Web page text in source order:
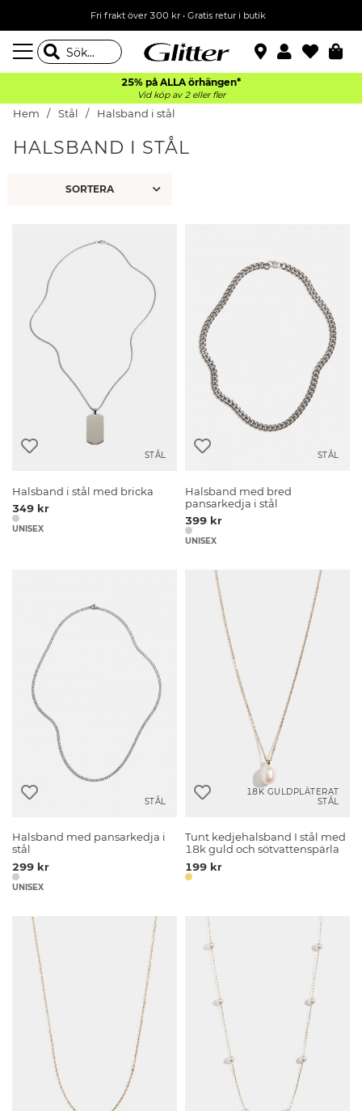
Fri frakt över 300 kr• Gratis retur i butik
25% på ALLA örhängen*
Vid köp av 2 eller fler
Hem Stål Halsband i stål
HALSBAND I STÅL
STÅL
Halsband i stål med bricka
349 kr
UNISEX
STÅL
Halsband med bred
pansarkedja i stål
399 kr
UNISEX
STÅL
Halsband med pansarkedja i
stål
299 kr
UNISEX
18K GULDPLÄTERAT
STÅL
Tunt kedjehalsband I stål med
18k guld och sötvattenspärla
199 kr